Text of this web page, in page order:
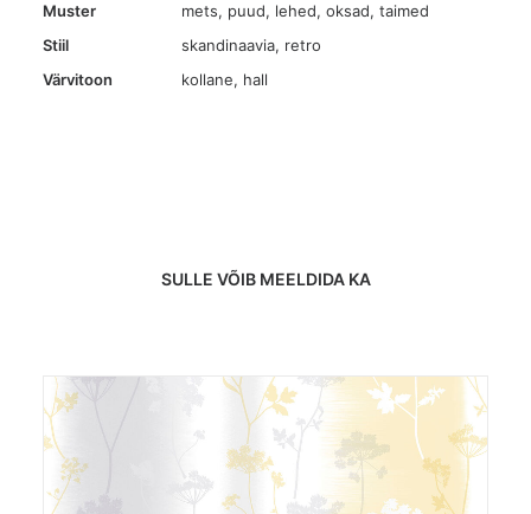
Muster mets, puud, lehed, oksad, taimed
Stiil
skandinaavia, retro
Värvitoon
kollane, hall
SULLE VÕIB MEELDIDA KA